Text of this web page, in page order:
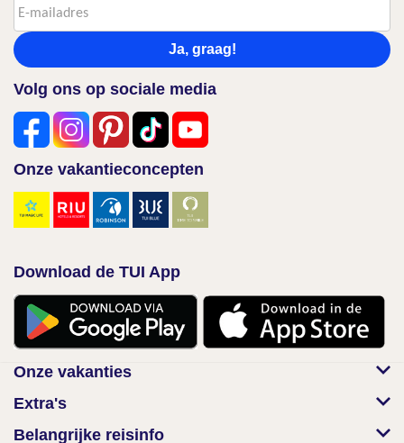
Ja, graag!
Volg ons op sociale media
Onze vakantieconcepten
Download de TUI App
Onze vakanties
Extra's
Belangrijke reisinfo